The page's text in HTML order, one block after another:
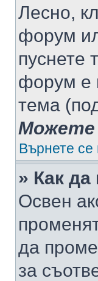
Лесно,
форум
пуснете
форум е
тема
Можете
Върнете се
» Как
Освен
да
за